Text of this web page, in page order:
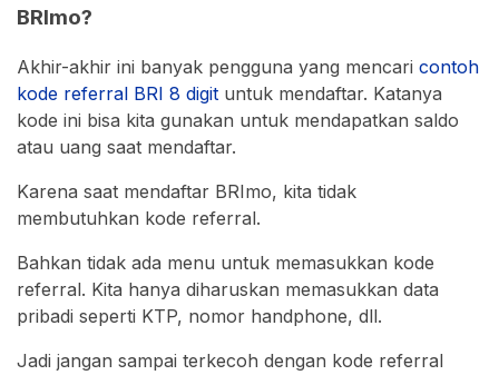
BRImo?
Akhir-akhir ini banyak pengguna yang mencari contoh
kode referral BRI 8 digit untuk mendaftar. Katanya
kode ini bisa kita gunakan untuk mendapatkan saldo
atau uang saat mendaftar.
Karena saat mendaftar BRImo, kita tidak
membutuhkan kode referral.
Bahkan tidak ada menu untuk memasukkan kode
referral. Kita hanya diharuskan memasukkan data
pribadi seperti KTP, nomor handphone, dll.
Jadi jangan sampai terkecoh dengan kode referral